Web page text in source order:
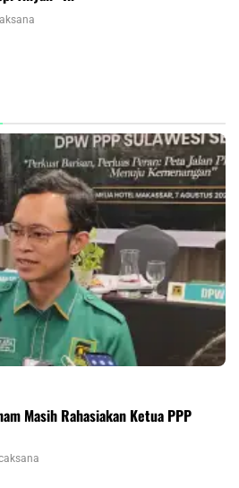
Masih Rahasiakan Ketua PPP